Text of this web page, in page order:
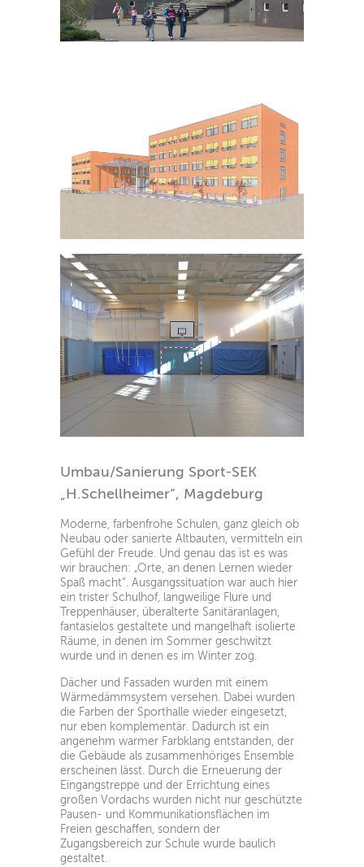
Umbau/Sanierung Sport-SEK
„H.Schellheimer“, Magdeburg
Moderne, farbenfrohe Schulen, ganz gleich ob
Neubau oder sanierte Altbauten, vermitteln ein
Gefühl der Freude. Und genau das ist es was
wir brauchen: „Orte, an denen Lernen wieder
Spaß macht“. Ausgangssituation war auch hier
ein trister Schulhof, langweilige Flure und
Treppenhäuser, überalterte Sanitäranlagen,
fantasielos gestaltete und mangelhaft isolierte
Räume, in denen im Sommer geschwitzt
wurde und in denen es im Winter zog.
Dächer und Fassaden wurden mit einem
Wärmedämmsystem versehen. Dabei wurden
die Farben der Sporthalle wieder eingesetzt,
nur eben komplementär. Dadurch ist ein
angenehm warmer Farbklang entstanden, der
die Gebäude als zusammenhöriges Ensemble
erscheinen lässt. Durch die Erneuerung der
Eingangstreppe und der Errichtung eines
großen Vordachs wurden nicht nur geschützte
Pausen- und Kommunikationsflächen im
Freien geschaffen, sondern der
Zugangsbereich zur Schule wurde baulich
gestaltet.